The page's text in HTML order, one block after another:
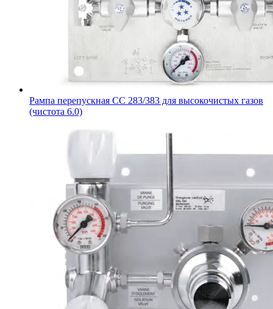
Рампа перепускная CC 283/383 для высокочистых газов
(чистота 6.0)